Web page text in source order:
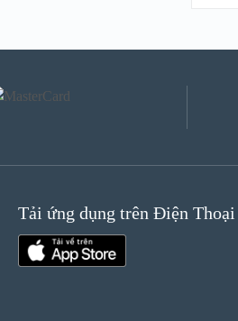
Tải ứng dụng trên Điện Thoại